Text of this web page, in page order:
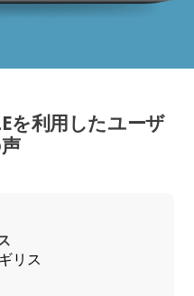
を利用したユーザ
リス